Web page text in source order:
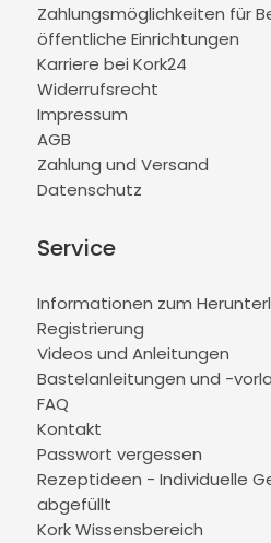
Zahlungsmöglichkeiten für
öffentliche Einrichtungen
Karriere bei Kork24
Widerrufsrecht
Impressum
AGB
Zahlung und Versand
Datenschutz
Service
Informationen zum
Registrierung
Videos und Anleitungen
Bastelanleitungen und -
FAQ
Kontakt
Passwort vergessen
Rezeptideen - Individuelle
abgefüllt
Kork Wissensbereich